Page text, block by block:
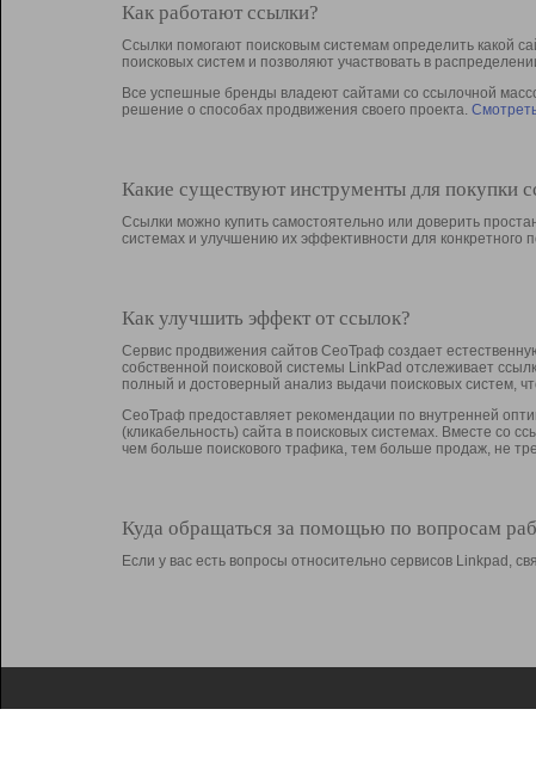
Как работают ссылки?
Ссылки помогают поисковым системам определить какой
поисковых систем и позволяют участвовать в
Все успешные бренды владеют сайтами со ссылочной
решение о способах продвижения своего проекта.
Какие существуют инструменты для покупки
Ссылки можно купить самостоятельно или доверить
системах и улучшению их эффективности для конкретного
Как улучшить эффект от ссылок?
Сервис продвижения сайтов СеоТраф создает
собственной поисковой системы LinkPad отслеживает
полный и достоверный анализ выдачи поисковых систем,
СеоТраф предоставляет рекомендации по внутренней
(кликабельность) сайта в поисковых системах. Вместе со
чем больше поискового трафика, тем больше продаж, не
Куда обращаться за помощью по вопросам
Если у вас есть вопросы относительно сервисов Linkpad,